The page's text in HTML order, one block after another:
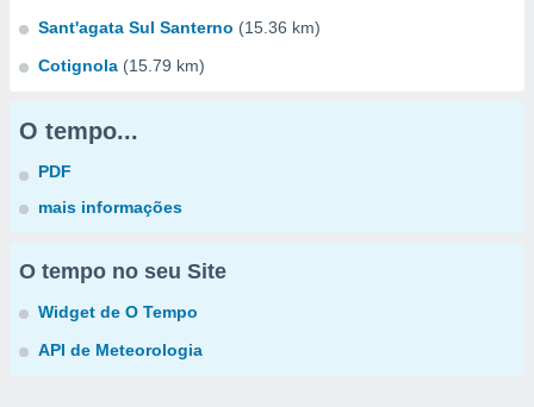
Sant'agata Sul Santerno (15.36 km)
Cotignola (15.79 km)
O tempo...
PDF
mais informações
O tempo no seu Site
Widget de O Tempo
API de Meteorologia